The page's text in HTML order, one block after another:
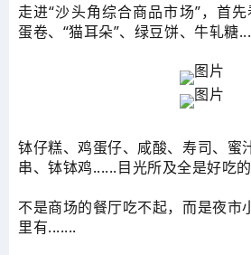
走进“沙头角综合商品市场”，首
蛋卷、“猫耳朵”、绿豆饼、牛轧糖
钵仔糕、鸡蛋仔、咸酸、寿司、蜜
串、钵钵鸡......目光所及全是好吃的
不是商场的餐厅吃不起， 而是夜市
里有.......